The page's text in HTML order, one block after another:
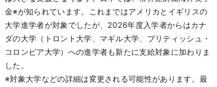
金※が知られています。これまではアメリカとイギリスの
大学進学者が対象でしたが、2026年度入学者からはカナ
ダの大学（トロント大学、マギル大学、ブリティッシュ・
コロンビア大学）への進学者も新たに支給対象に加わりま
した。
※対象大学などの詳細は変更される可能性があります。最